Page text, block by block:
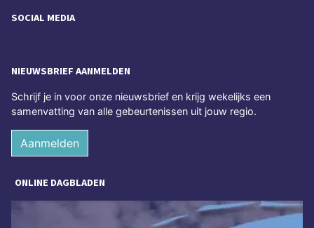
SOCIAL MEDIA
NIEUWSBRIEF AANMELDEN
Schrijf je in voor onze nieuwsbrief en krijg wekelijks een
samenvatting van alle gebeurtenissen uit jouw regio.
Aanmelden
ONLINE DAGBLADEN